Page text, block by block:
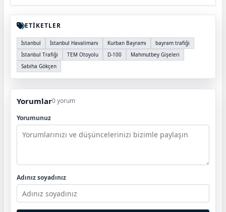
ETİKETLER
İstanbul İstanbul Havalimanı Kurban Bayramı
bayram trafiği
İstanbul Trafiği
TEM Otoyolu D-100
Mahmutbey Gişeleri
Sabiha Gökçen
Yorumlar0 yorum
Yorumunuz
Adınız soyadınız